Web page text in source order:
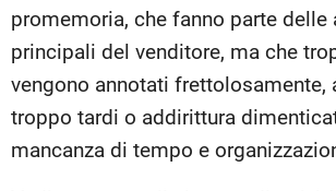
promemoria, che fanno parte delle
principali del venditore, ma che
vengono annotati frettolosamente,
troppo tardi o addirittura
mancanza di tempo e